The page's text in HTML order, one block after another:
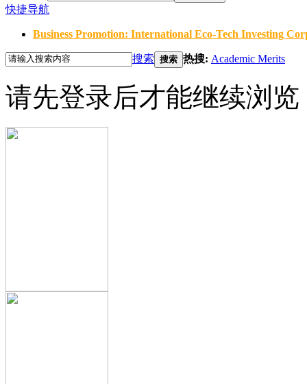
快捷导航
Business Promotion: International Eco-Tech Investing
搜索 搜索 热搜: Academic Merits
请先登录后才能继续浏览